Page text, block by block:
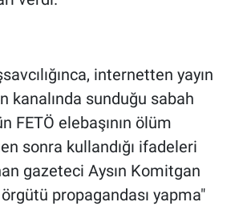
internetten yayın
kanalında sunduğu sabah
FETÖ elebaşının ölüm
sonra kullandığı ifadeleri
gazeteci Aysın Komitgan
propagandası yapma"